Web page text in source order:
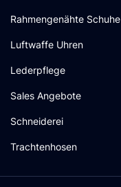
Rahmengenähte Schuhe
Luftwaffe Uhren
Lederpflege
Sales Angebote
Schneiderei
Trachtenhosen